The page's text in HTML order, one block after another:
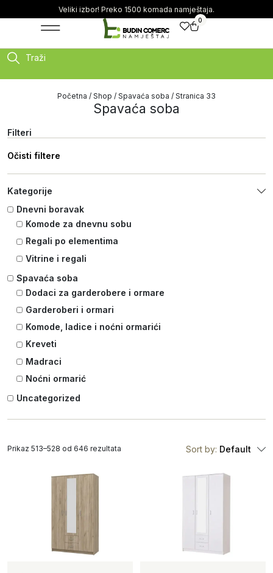
Veliki izbor! Preko 1500 komada namještaja.
0
Traži
Početna / Shop / Spavaća soba / Stranica 33
Spavaća soba
Filteri
Očisti filtere
Kategorije
Dnevni boravak
Komode za dnevnu sobu
Regali po elementima
Vitrine i regali
Spavaća soba
Dodaci za garderobere i ormare
Garderoberi i ormari
Komode, ladice i noćni ormarići
Kreveti
Madraci
Noćni ormarić
Uncategorized
Sort by: Default
Prikaz 513–528 od 646 rezultata